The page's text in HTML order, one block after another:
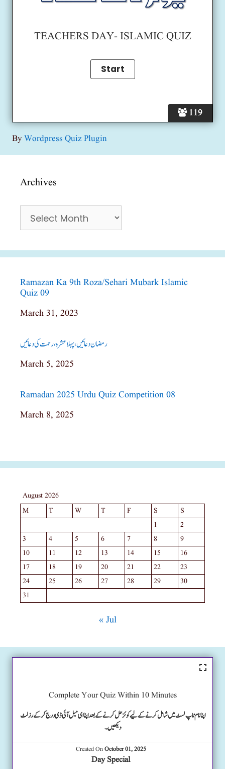
119
TEACHERS DAY- ISLAMIC QUIZ
ByWordpress Quiz Plugin
Archives
Ramazan Ka 9th Roza/sehari Mubark Islamic
Quiz 09
Date
March 31, 2023
رمضان دعائیں، پہلا عشرہ، رحمت کی دعائیں
Date
March 5, 2025
Ramadan 2025 Urdu Quiz Competition 08
Date
March 8, 2025
August 2026
M
T W T F S
S
1
2
3
4 5 6 7 8
9
10
11 12 13 14 15
16
17
18 19 20 21 22
23
24
25 26 27 28 29
30
31
« Jul
Complete Your Quiz Within 10 Minutes
اپنا نام ٹاپ لسٹ میں شامل کرنے کے لیے کوئز حل کرنے کے بعد اپنا ای میل آئی ڈی درج کرکے رزلٹ
دیکھیں۔
Created OnOctober 01, 2025
Day Special